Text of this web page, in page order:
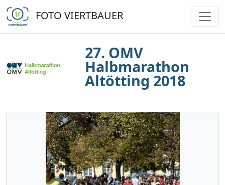
FOTO VIERTBAUER
27. OMV
Halbmarathon
Altötting 2018